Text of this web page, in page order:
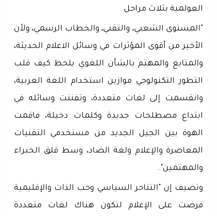
العولمية بثلاث مراحل
"المستوى الشعبي، والتقني، والخطاب الرسمي، ولأن
الأخير من أقوى المؤثرات في وسائل الاعلام الحديثة،
والمتابع والمهتم بالشأن اللغوي يلحظ كيف قلب
التطور التكنولوجي موازين استخدام اللغة العربية،
وانقسمت إلى لغات متعددة، وتفننت وسائله في
ابتداع مصطلحات جديدة وكلمات دخيلة، فاقمت
الهوة بين الجيل الجديد من مستخدمي التقنيات
المعاصرة والإعلام ولغة الضاد، وسط قلق الخبراء
والمهتمين".
وتضيف إن "التناحر السياسي وحب الذات والإقليمية
فرضت على الإعلام لتكون هناك لغات متعددة